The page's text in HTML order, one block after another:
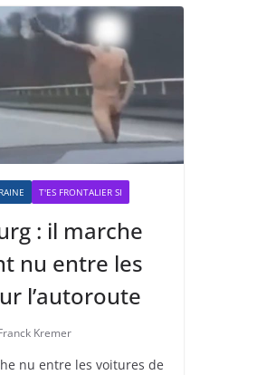
T'ES FRONTALIER SI
: il marche
nu entre les
l’autoroute
Kremer
nu entre les voitures de